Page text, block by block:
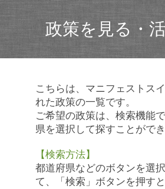
政策を見る・
こちらは、マニフェストス
れた政策の一覧です。
ご希望の政策は、検索機能
県を選択して探すことができ
【検索方法】
都道府県などのボタンを選
て、「検索」ボタンを押す